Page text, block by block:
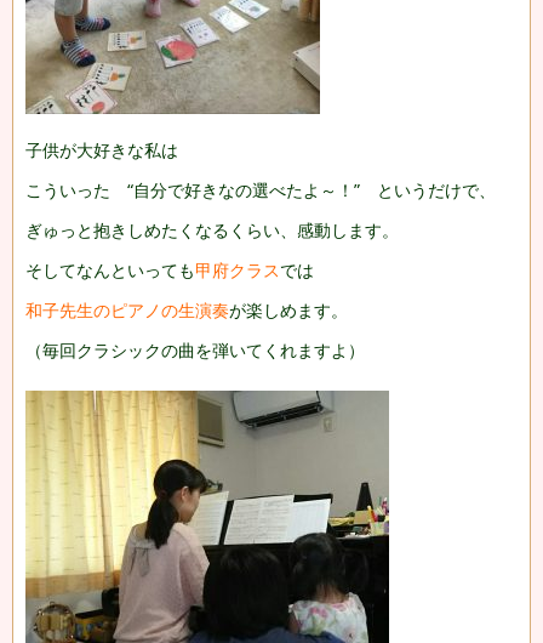
子供が大好きな私は
こういった “自分で好きなの選べたよ～！” というだけで、
ぎゅっと抱きしめたくなるくらい、感動します。
そしてなんといっても甲府クラスでは
和子先生のピアノの生演奏が楽しめます。
（毎回クラシックの曲を弾いてくれますよ）